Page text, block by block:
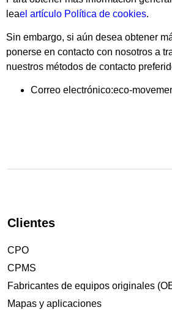
leael artículo Política de cookies.
Sin embargo, si aún desea obtener
ponerse en contacto con nosotros a
nuestros métodos de contacto
Correo electrónico:eco-
Clientes
CPO
CPMS
Fabricantes de equipos originales
Mapas y aplicaciones